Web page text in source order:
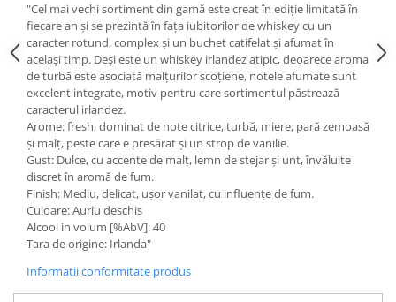
"Cel mai vechi sortiment din gamă este creat în ediţie limitată în
fiecare an şi se prezintă în faţa iubitorilor de whiskey cu un
caracter rotund, complex şi un buchet catifelat şi afumat în
acelaşi timp. Deşi este un whiskey irlandez atipic, deoarece aroma
de turbă este asociată malţurilor scoţiene, notele afumate sunt
excelent integrate, motiv pentru care sortimentul păstrează
caracterul irlandez.
Arome: fresh, dominat de note citrice, turbă, miere, pară zemoasă
şi malţ, peste care e presărat şi un strop de vanilie.
Gust: Dulce, cu accente de malţ, lemn de stejar şi unt, învăluite
discret în aromă de fum.
Finish: Mediu, delicat, uşor vanilat, cu influenţe de fum.
Culoare: Auriu deschis
Alcool in volum [%AbV]: 40
Tara de origine: Irlanda"
Informatii conformitate produs